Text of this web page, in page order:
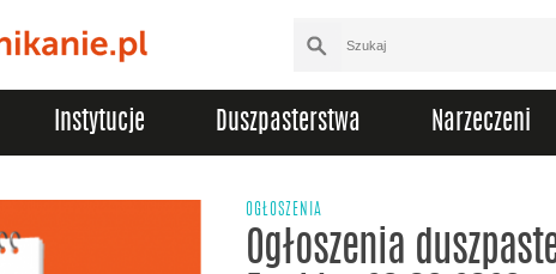
Instytucje Duszpasterstwa Narzeczeni
OGŁOSZENIA
Ogłoszenia